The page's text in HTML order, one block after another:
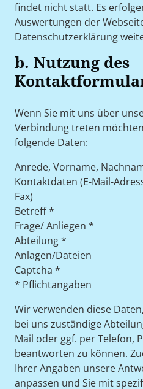
findet nicht statt. Es
Auswertungen der
Datenschutzerklärung
b. Nutzung des
Wenn Sie mit uns über
Verbindung treten
folgende Daten:
Anrede, Vorname,
Kontaktdaten (E-Mail-
Fax)
Betreff *
Frage/ Anliegen *
Abteilung *
Anlagen/Dateien
Captcha *
* Pflichtangaben
Wir verwenden diese
bei uns zuständige
Mail oder ggf. per Telefon,
beantworten zu können.
Ihrer Angaben unsere
anpassen und Sie mit